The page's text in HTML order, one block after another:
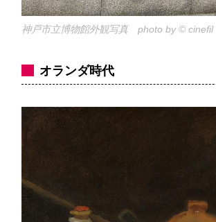
神戸市立博物館外観写真 photo by © cinefil
オランダ時代